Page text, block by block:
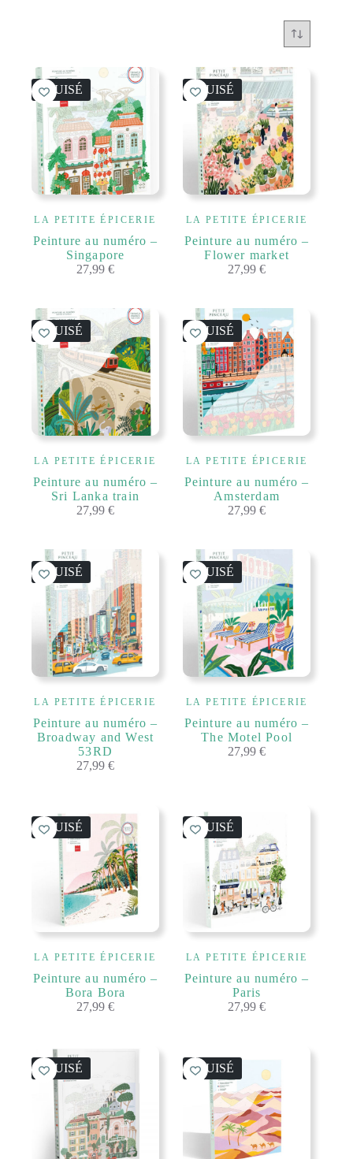
ÉPUISÉ
LA PETITE ÉPICERIE
Peinture au numéro –
Singapore
27,99€
ÉPUISÉ
LA PETITE ÉPICERIE
Peinture au numéro –
Flower market
27,99€
ÉPUISÉ
LA PETITE ÉPICERIE
Peinture au numéro –
Sri Lanka train
27,99€
ÉPUISÉ
LA PETITE ÉPICERIE
Peinture au numéro –
Amsterdam
27,99€
ÉPUISÉ
LA PETITE ÉPICERIE
Peinture au numéro –
Broadway and West
53RD
27,99€
ÉPUISÉ
LA PETITE ÉPICERIE
Peinture au numéro –
The Motel Pool
27,99€
ÉPUISÉ
LA PETITE ÉPICERIE
Peinture au numéro –
Bora Bora
27,99€
ÉPUISÉ
LA PETITE ÉPICERIE
Peinture au numéro –
Paris
27,99€
ÉPUISÉ ÉPUISÉ